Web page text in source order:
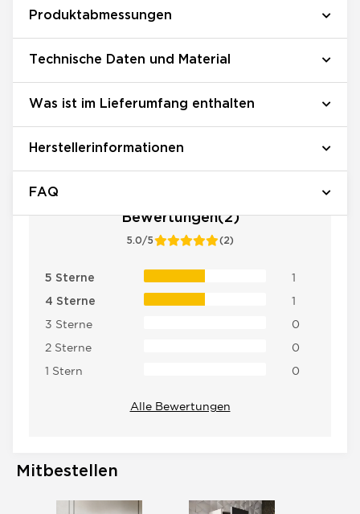
Produktabmessungen
Technische Daten und Material
Was ist im Lieferumfang enthalten
Herstellerinformationen
FAQ
Bewertungen(2)
5.0/5 (2)
5 Sterne 1
4 Sterne
1
3 Sterne
0
2 Sterne
0
1 Stern
0
Alle Bewertungen
Mitbestellen